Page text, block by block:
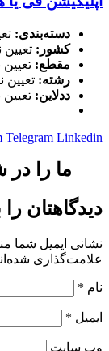
دسته‌بندی:
کشور:
مقطع:
رشته: تعیین
ددلاین:
Telegram Linkedin
ما را در
دیدگاهتان را
نشانی ایمیل شما
علامت‌گذاری
نام *
ایمیل *
وب‌ سایت